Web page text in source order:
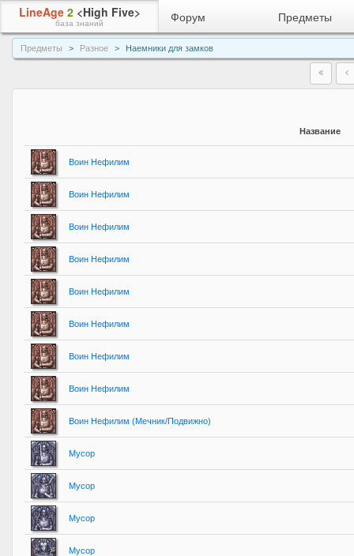
LineAge 2 <High Five>
база знаний Форум Предметы
Предметы Разное Наемники для замков
Название
Воин Нефилим
Воин Нефилим
Воин Нефилим
Воин Нефилим
Воин Нефилим
Воин Нефилим
Воин Нефилим
Воин Нефилим
Воин Нефилим (Мечник/Подвижно)
Мусор
Мусор
Мусор
Мусор